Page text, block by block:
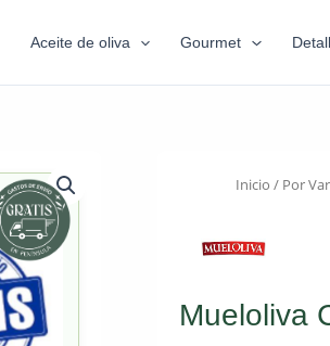
Aceite de oliva Gourmet
Inicio / Por
Mueloliva